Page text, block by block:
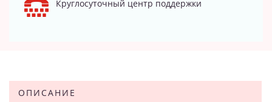
Круглосуточный центр поддержки
ОПИСАНИЕ